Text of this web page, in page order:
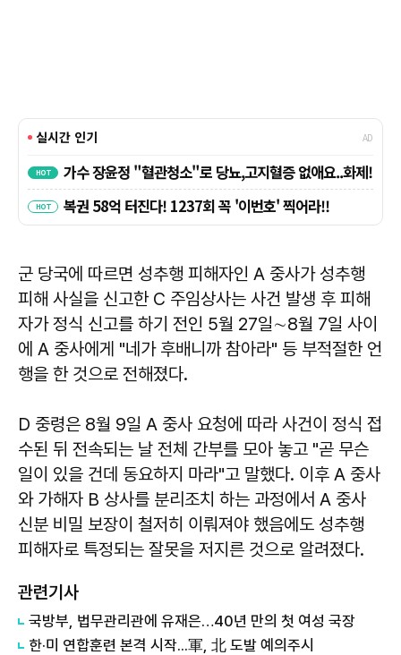
군 당국에 따르면 성추행 피해자인 A 중사가 성추행
피해 사실을 신고한 C 주임상사는 사건 발생 후 피해
자가 정식 신고를 하기 전인 5월 27일∼8월 7일 사이
에 A 중사에게 "네가 후배니까 참아라" 등 부적절한 언
행을 한 것으로 전해졌다.
D 중령은 8월 9일 A 중사 요청에 따라 사건이 정식 접
수된 뒤 전속되는 날 전체 간부를 모아 놓고 "곧 무슨
일이 있을 건데 동요하지 마라"고 말했다. 이후 A 중사
와 가해자 B 상사를 분리조치 하는 과정에서 A 중사
신분 비밀 보장이 철저히 이뤄져야 했음에도 성추행
피해자로 특정되는 잘못을 저지른 것으로 알려졌다.
관련기사
국방부, 법무관리관에 유재은…40년 만의 첫 여성 국장
한·미 연합훈련 본격 시작...軍, 北 도발 예의주시